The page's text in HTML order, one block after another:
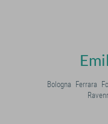
Bologna Ferrara